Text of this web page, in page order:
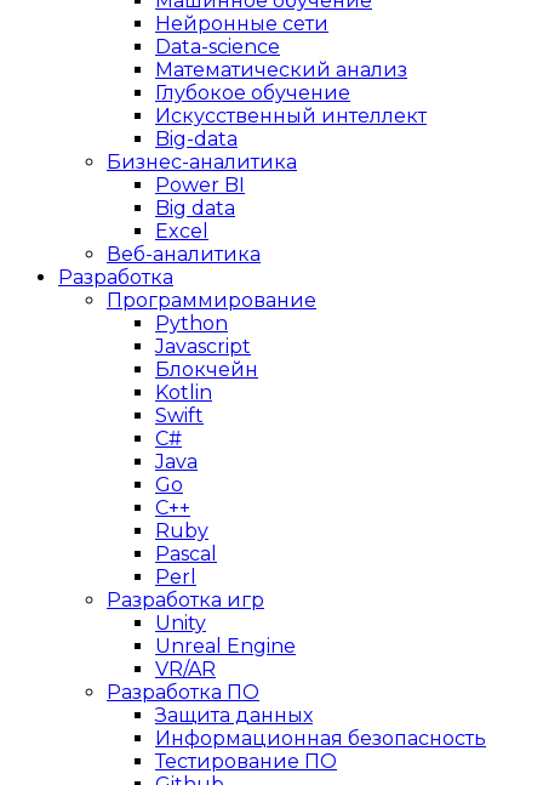
Нейронные сети
Data-science
Математический анализ
Глубокое обучение
Искусственный интеллект
Big-data
Бизнес-аналитика
Power BI
Big data
Excel
Веб-аналитика
Разработка
Программирование
Python
Javascript
Блокчейн
Kotlin
Swift
C#
Java
Go
C++
Ruby
Pascal
Perl
Разработка игр
Unity
Unreal Engine
VR/AR
Разработка ПО
Защита данных
Информационная безопасность
Тестирование ПО